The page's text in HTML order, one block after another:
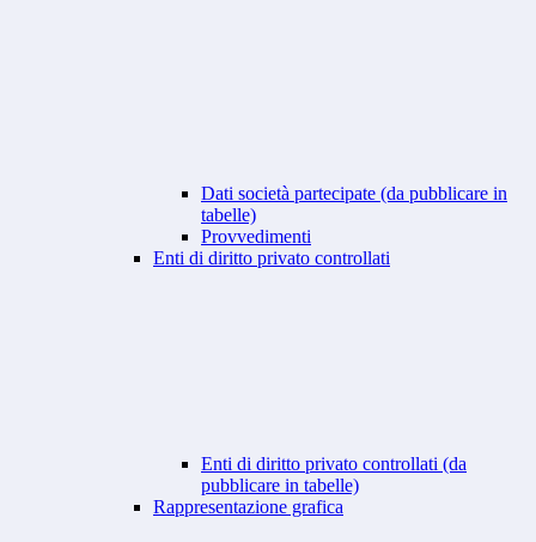
Dati società partecipate (da pubblicare in
tabelle)
Provvedimenti
Enti di diritto privato controllati
Enti di diritto privato controllati (da
pubblicare in tabelle)
Rappresentazione grafica